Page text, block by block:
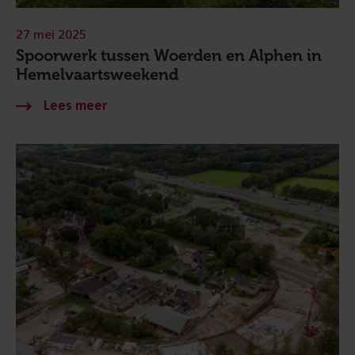
Spoorwerk tussen Woerden en Alphen in
Hemelvaartsweekend
27 mei 2025